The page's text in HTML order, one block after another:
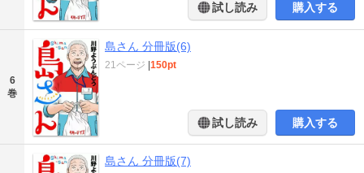
試し読み 購入する
6
巻
島さん 分冊版(6)
21ページ 150pt
試し読み 購入する
島さん 分冊版(7)